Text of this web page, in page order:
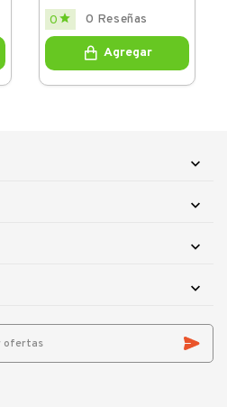
Price
0  0 Reseñas
Agregar



